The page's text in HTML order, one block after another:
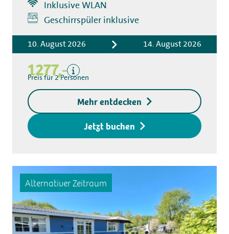
Inklusive WLAN
Geschirrspüler inklusive
10. August 2026 14. August 2026
1277,-
Bettwäsche
Kurtaxe
Kaution für den
Zugangsschlüssel
Preis für 2 Personen
Mehr entdecken
Jetzt buchen
Alternativer Zeitraum